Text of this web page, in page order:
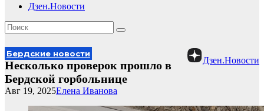
Дзен.Новости
Дзен.Новости
Бердские новости
Несколько проверок прошло в
Бердской горбольнице
Елена Иванова
Авг 19, 2025